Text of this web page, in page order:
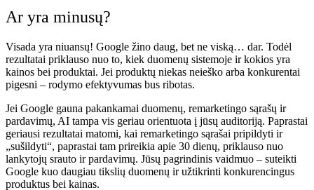
Ar yra minusų?
Visada yra niuansų! Google žino daug, bet ne viską… dar. Todėl
rezultatai priklauso nuo to, kiek duomenų sistemoje ir kokios yra
kainos bei produktai. Jei produktų niekas neieško arba konkurentai
pigesni – rodymo efektyvumas bus ribotas.
Jei Google gauna pakankamai duomenų, remarketingo sąrašų ir
pardavimų, AI tampa vis geriau orientuota į jūsų auditoriją. Paprastai
geriausi rezultatai matomi, kai remarketingo sąrašai pripildyti ir
„sušildyti“, paprastai tam prireikia apie 30 dienų, priklauso nuo
lankytojų srauto ir pardavimų. Jūsų pagrindinis vaidmuo – suteikti
Google kuo daugiau tikslių duomenų ir užtikrinti konkurencingus
produktus bei kainas.